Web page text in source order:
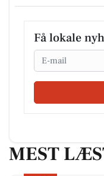
Få lokale
Email
MEST